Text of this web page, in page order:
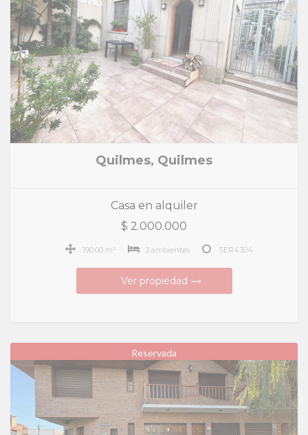
Quilmes, Quilmes
Casa en alquiler
$ 2.000.000
190.00 m² 3 ambientes SER4304
Ver propiedad
Reservada